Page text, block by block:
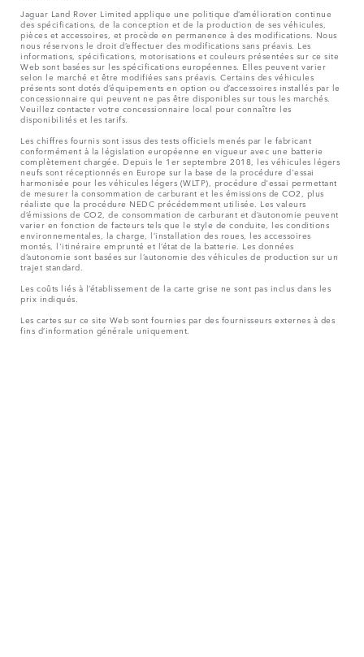
Jaguar Land Rover Limited applique une politique d’amélioration continue
des spécifications, de la conception et de la production de ses véhicules,
pièces et accessoires, et procède en permanence à des modifications. Nous
nous réservons le droit d’effectuer des modifications sans préavis. Les
informations, spécifications, motorisations et couleurs présentées sur ce site
Web sont basées sur les spécifications européennes. Elles peuvent varier
selon le marché et être modifiées sans préavis. Certains des véhicules
présents sont dotés d’équipements en option ou d’accessoires installés par le
concessionnaire qui peuvent ne pas être disponibles sur tous les marchés.
Veuillez contacter votre concessionnaire local pour connaître les
disponibilités et les tarifs.
Les chiffres fournis sont issus des tests officiels menés par le fabricant
conformément à la législation européenne en vigueur avec une batterie
complètement chargée. Depuis le 1er septembre 2018, les véhicules légers
neufs sont réceptionnés en Europe sur la base de la procédure d'essai
harmonisée pour les véhicules légers (WLTP), procédure d'essai permettant
de mesurer la consommation de carburant et les émissions de CO2, plus
réaliste que la procédure NEDC précédemment utilisée. Les valeurs
d’émissions de CO2, de consommation de carburant et d’autonomie peuvent
varier en fonction de facteurs tels que le style de conduite, les conditions
environnementales, la charge, l’installation des roues, les accessoires
montés, l'itinéraire emprunté et l’état de la batterie. Les données
d’autonomie sont basées sur l’autonomie des véhicules de production sur un
trajet standard.
Les coûts liés à l’établissement de la carte grise ne sont pas inclus dans les
prix indiqués.
Les cartes sur ce site Web sont fournies par des fournisseurs externes à des
fins d’information générale uniquement.